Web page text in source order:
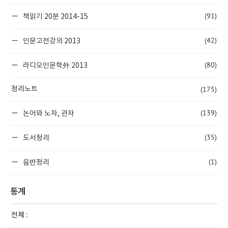
책읽기 20분 2014-15 (91)
인문고전강의 2013 (42)
라디오인문학外 2013 (80)
정리노트 (175)
논어와 노자, 관자 (139)
도서정리 (35)
음반정리 (1)
통계
전체 :